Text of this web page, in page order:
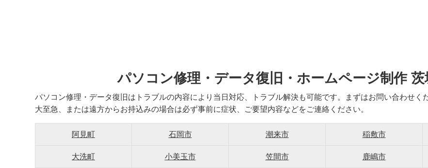
パソコン修理・データ復旧・ホームページ制作
パソコン修理・データ復旧はトラブルの内容により当日対応、トラブル解決も可能です。まずはお問い合わせく
大至急、または遠方からお持込みの場合は必ず事前に症状、ご要望内容などをご連絡ください。
阿見町 石岡市 潮来市 稲敷市
大洗町 小美玉市 笠間市 鹿嶋市